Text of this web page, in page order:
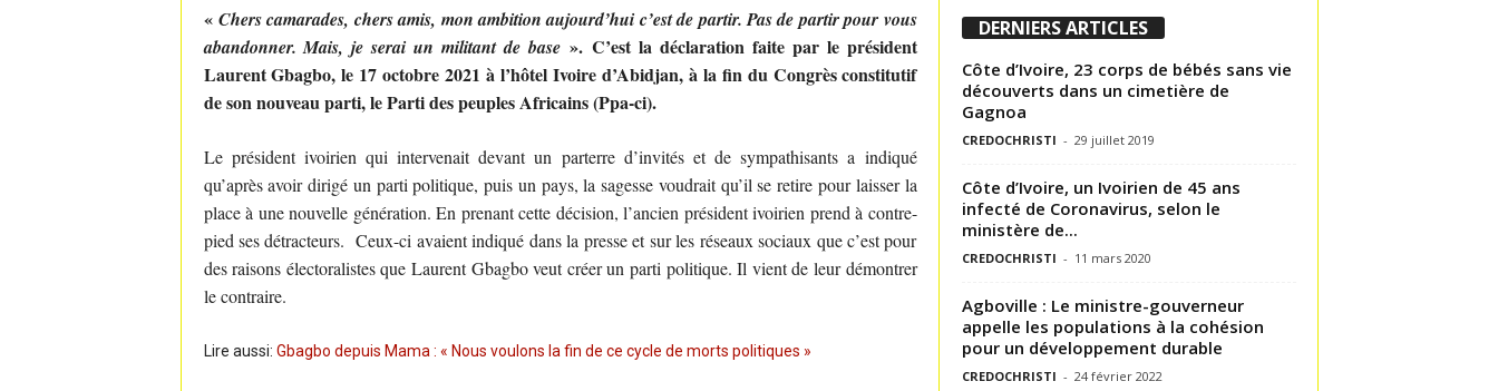
« Chers camarades, chers amis, mon ambition aujourd’hui c’est de partir. Pas de partir pour vous
abandonner. Mais, je serai un militant de base ». C’est la déclaration faite par le président
Laurent Gbagbo, le 17 octobre 2021 à l’hôtel Ivoire d’Abidjan, à la fin du Congrès constitutif
de son nouveau parti, le Parti des peuples Africains (Ppa-ci).
Le président ivoirien qui intervenait devant un parterre d’invités et de sympathisants a indiqué
qu’après avoir dirigé un parti politique, puis un pays, la sagesse voudrait qu’il se retire pour laisser la
place à une nouvelle génération. En prenant cette décision, l’ancien président ivoirien prend à contre-
pied ses détracteurs. Ceux-ci avaient indiqué dans la presse et sur les réseaux sociaux que c’est pour
des raisons électoralistes que Laurent Gbagbo veut créer un parti politique. Il vient de leur démontrer
le contraire.
Lire aussi: Gbagbo depuis Mama : « Nous voulons la fin de ce cycle de morts politiques »
DERNIERS ARTICLES
Côte d’Ivoire, 23 corps de bébés sans vie
découverts dans un cimetière de
Gagnoa
CREDOCHRISTI - 29 juillet 2019
Côte d’Ivoire, un Ivoirien de 45 ans
infecté de Coronavirus, selon le
ministère de...
CREDOCHRISTI - 11 mars 2020
Agboville : Le ministre-gouverneur
appelle les populations à la cohésion
pour un développement durable
CREDOCHRISTI - 24 février 2022